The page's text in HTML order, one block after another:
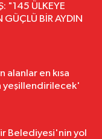
"145 ÜLKEYE
GÜÇLÜ BİR AYDIN
alanlar en kısa
yeşillendirilecek'
Belediyesi'nin yol